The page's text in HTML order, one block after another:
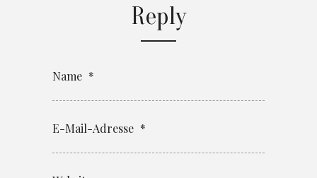
Reply
Name *
E-Mail-Adresse *